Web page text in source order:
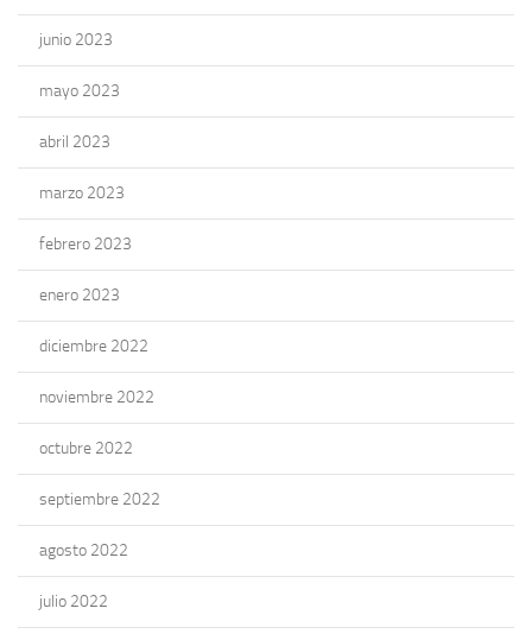
junio 2023
mayo 2023
abril 2023
marzo 2023
febrero 2023
enero 2023
diciembre 2022
noviembre 2022
octubre 2022
septiembre 2022
agosto 2022
julio 2022